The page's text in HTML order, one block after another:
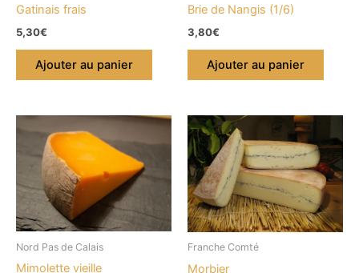
Gatinais frais
5,30€
Ajouter au panier
Brie de Nangis (1/6)
3,80€
Ajouter au panier
Nord Pas de Calais
Mimolette vieille
Franche Comté
Morbier